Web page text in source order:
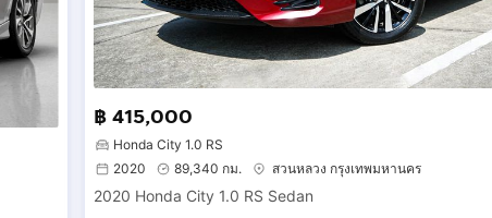
฿ 415,000
Honda City 1.0 RS
2020
89,340 กม. สวนหลวง กรุงเทพมหานคร
2020 Honda City 1.0 RS Sedan